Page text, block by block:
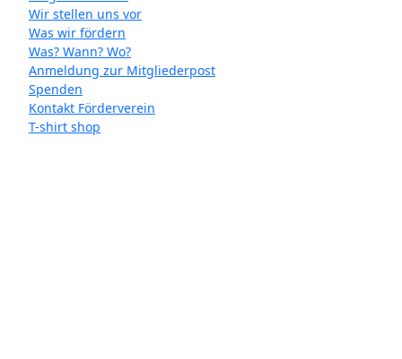
Wir stellen uns vor
Was wir fördern
Was? Wann? Wo?
Anmeldung zur Mitgliederpost
Spenden
Kontakt Förderverein
T-shirt shop